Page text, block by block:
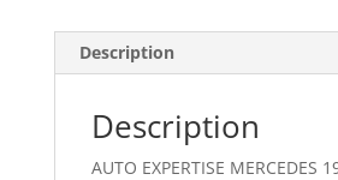
Description
Description
AUTO EXPERTISE MERCEDES